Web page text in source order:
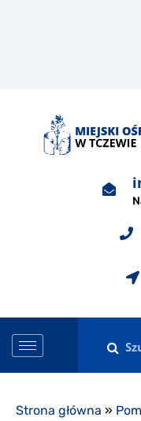
Strona główna »